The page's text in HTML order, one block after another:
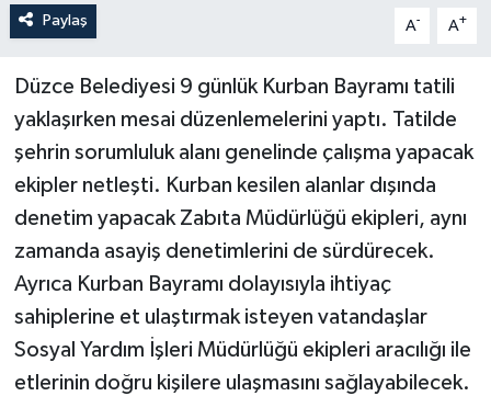
Paylaş A- A+
Düzce Belediyesi 9 günlük Kurban Bayramı tatili
yaklaşırken mesai düzenlemelerini yaptı. Tatilde
şehrin sorumluluk alanı genelinde çalışma yapacak
ekipler netleşti. Kurban kesilen alanlar dışında
denetim yapacak Zabıta Müdürlüğü ekipleri, aynı
zamanda asayiş denetimlerini de sürdürecek.
Ayrıca Kurban Bayramı dolayısıyla ihtiyaç
sahiplerine et ulaştırmak isteyen vatandaşlar
Sosyal Yardım İşleri Müdürlüğü ekipleri aracılığı ile
etlerinin doğru kişilere ulaşmasını sağlayabilecek.